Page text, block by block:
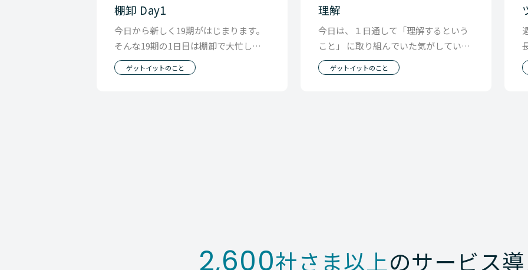
棚卸 Day1
今日から新しく19期がはじまります。
そんな19期の1日目は棚卸で大忙しの
１日でした。 棚卸は 1. 商品の棚卸 2.
ゲットイットのこと
理解
今日は、１日通して「理解するという
こと」 に取り組んでいた気がしていま
す。 そう言えばゲットイットのget it
の由来
ゲットイットのこと
2,600社さま以上のサービス